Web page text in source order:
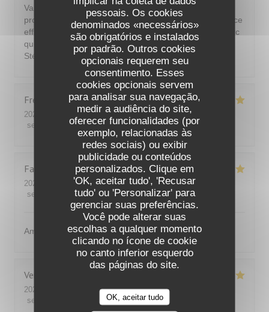
pessoais. Os cookies
denominados «necessários»
são obrigatórios e instalados
por padrão. Outros cookies
opcionais requerem seu
consentimento. Esses
cookies opcionais servem
para analisar sua navegação,
medir a audiência do site,
oferecer funcionalidades (por
exemplo, relacionadas às
redes sociais) ou exibir
publicidade ou conteúdos
personalizados. Clique em
'OK, aceitar tudo', 'Recusar
tudo' ou 'Personalizar' para
gerenciar suas preferências.
Você pode alterar suas
escolhas a qualquer momento
clicando no ícone de cookie
no canto inferior esquerdo
das páginas do site.
OK, aceitar tudo
Valeur sûre de Saint Germain en Laye. Accueil
professionnel et sympathique. Terrasse agréable. Service
efficace. Plat succulent. Déception sur la poitrine de porc
qui n'était pas aussi délicieuse comme d'ordinaire.
Stéphane Stéphane
Fred
2026-08-08
- 12:45 - guests 3
service
/5 ambience : 5/5 menu: 5/5 quality_price
Fabrice
2026-07-31
- 13:00 - guests 4
service
ambience: 5/5 menu: 5/5 quality_price
Amabilité et service
Vera
2026-08-01
- 20:30 - guests 4
service
ambience: 5/5 menu : 5/5